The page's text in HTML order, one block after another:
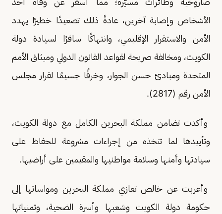
الأشخاص وإصابة آخرين، عادةً ذلك تصعيدًا خطيرًا يهدد
الأمن والاستقرار الإقليمي، وانتهاكًا سافرًا لسيادة دولة
الكويت، ومخالفة صريحة لقواعد القانون الدولي وميثاق الأمم
المتحدة ومبادئ حسن الجوار، وخرقًا جسيمًا لقرار مجلس
الأمن رقم (2817).
وأكدت تضامن مملكة البحرين الكامل مع دولة الكويت،
وتأييدها لما تتخذه من إجراءات مشروعة للحفاظ على
سيادتها وأمنها وسلامة مواطنيها والمقيمين على أراضيها.
وأعربت عن خالص تعازي مملكة البحرين ومواساتها إلى
حكومة دولة الكويت وشعبها وأسرة الضحية، وتمنياتها